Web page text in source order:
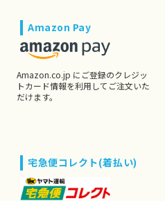
Amazon Pay
Amazon.co.jp にご登録のクレジッ
トカード情報を利用してご注文いた
だけます。
宅急便コレクト(着払い)